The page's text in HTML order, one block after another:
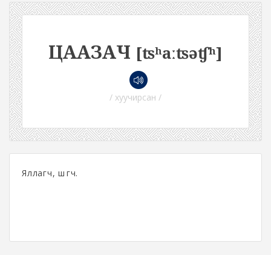
ЦААЗАЧ [ʦʰaːʦəʧʰ]
/ хуучирсан /
Яллагч, шүүгч.